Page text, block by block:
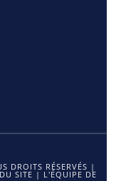
DROITS RÉSERVÉS |
SITE | L'ÉQUIPE DE